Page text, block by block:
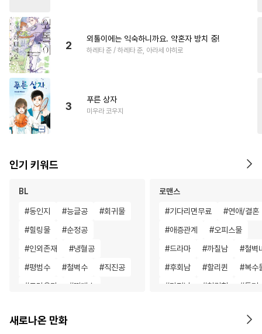
2
외톨이에는 익숙하니까요. 약혼자 방치 중!
하레타 준 / 하레타 준, 아라세 야히로
3
푸른 상자
미우라 코우지
인기 키워드
BL
#동인지 #능글공 #회귀물
#힐링물 #순정공
#인외존재 #냉혈공
#평범수 #철벽수 #직진공
#트라우마 #떡대수
#가이드버스
로맨스
#기다리면무료 #연애/결혼
#애증관계 #오피스물
#드라마 #까칠남 #철벽
#후회남 #할리퀸 #복수
#다정남 #첫경험 #동거
새로나온 만화